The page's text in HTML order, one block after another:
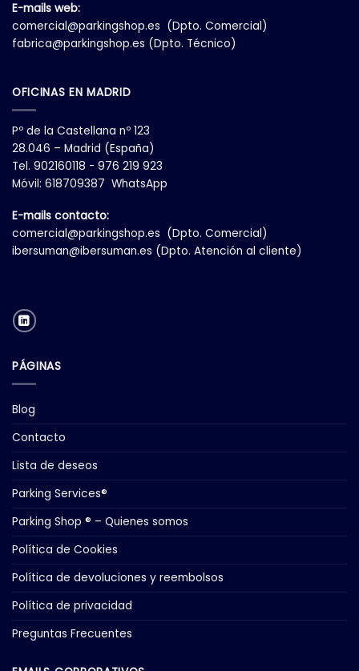
E-mails web:
comercial@parkingshop.es (Dpto. Comercial)
fabrica@parkingshop.es (Dpto. Técnico)
OFICINAS EN MADRID
Pº de la Castellana nº 123
28.046 – Madrid (España)
Tel. 902160118 - 976 219 923
Móvil: 618709387 WhatsApp
E-mails contacto:
comercial@parkingshop.es (Dpto. Comercial)
ibersuman@ibersuman.es (Dpto. Atención al cliente)
PÁGINAS
Blog
Contacto
Lista de deseos
Parking Services®
Parking Shop ® – Quienes somos
Política de Cookies
Política de devoluciones y reembolsos
Política de privacidad
Preguntas Frecuentes